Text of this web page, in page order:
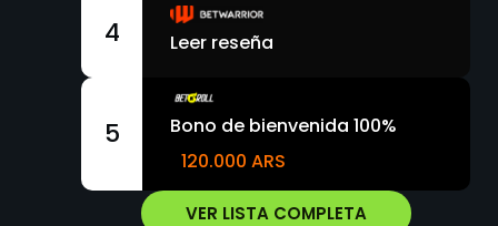
4 Leer reseña
5
Bono de bienvenida 100%
120.000 ARS
VER LISTA COMPLETA